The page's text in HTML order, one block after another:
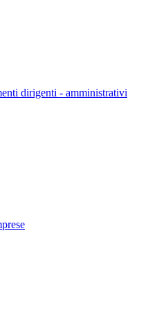
dirigenti - amministrativi